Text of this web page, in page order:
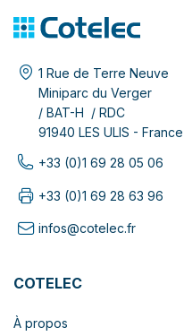
1 Rue de Terre Neuve
Miniparc du Verger
/ BAT-H / RDC
91940 LES ULIS - France
+33 (0)1 69 28 05 06
+33 (0)1 69 28 63 96
infos@cotelec.fr
COTELEC
À propos